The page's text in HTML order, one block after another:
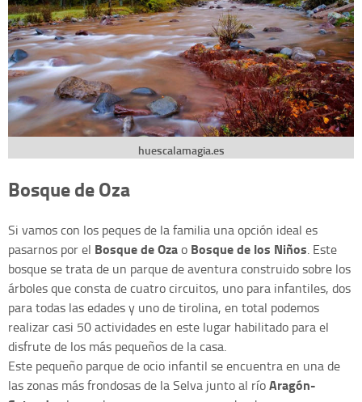
huescalamagia.es
Bosque de Oza
Si vamos con los peques de la familia una opción ideal es
pasarnos por el Bosque de Ozao Bosque de los Niños. Este
bosque se trata de un parque de aventura construido sobre los
árboles que consta de cuatro circuitos, uno para infantiles, dos
para todas las edades y uno de tirolina, en total podemos
realizar casi 50 actividades en este lugar habilitado para el
disfrute de los más pequeños de la casa.
Este pequeño parque de ocio infantil se encuentra en una de
las zonas más frondosas de la Selva junto al ríoAragón-